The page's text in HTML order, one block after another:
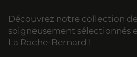
Découvrez notre collection
soigneusement sélectionnés
La Roche-Bernard !